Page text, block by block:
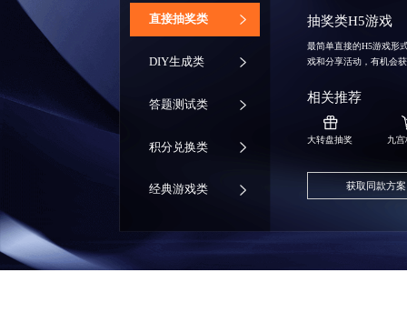
‌直接抽奖类
DIY生成类
答题测试类
积分兑换类
经典游戏类
抽奖类H5游戏
最简单直接的H5游戏形
戏和分享活动，有机会
相关推荐
大转盘抽奖 九
获取同款方案